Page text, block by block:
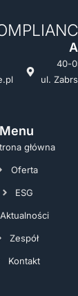
40-
ul.
Menu
główna
Oferta
ESG
Aktualności
Zespół
Kontakt